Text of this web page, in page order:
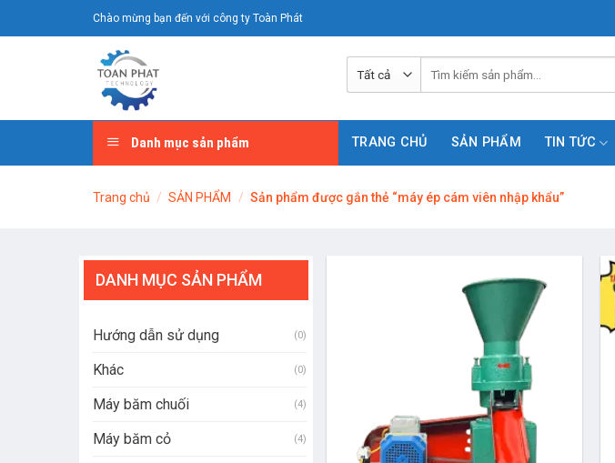
đến
Chào mừng bạn đến với công ty Toàn Phát
Danh mục sản phẩm TRANG CHỦ SẢN PHẨM TIN TỨC
Trang chủ / SẢN PHẨM / Sản phẩm được gắn thẻ “máy ép cám viên nhập khẩu”
DANH MỤC SẢN PHẨM
Hướng dẫn sử dụng (0)
Khác (0)
Máy băm chuối (4)
Máy băm cỏ (4)